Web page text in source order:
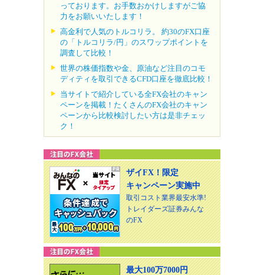
っております。お手数おかけしますがご協
力をお願いいたします！
高金利で人気のトルコリラ。 約30のFX口座
の「トルコリラ/円」のスワップポイントを
調査して比較！
世界の株価指数や金、原油など注目のコモ
ディティを取引できるCFD口座を徹底比較！
当サイトで紹介している全FX会社のキャン
ペーンを掲載！たくさんのFX会社のキャン
ペーンから比較検討したい方は是非チェッ
ク！
ザイFX！限定
キャンペーン実施中
取引コスト業界最安水準!
トレイダーズ証券みんな
のFX
最大100万7000円